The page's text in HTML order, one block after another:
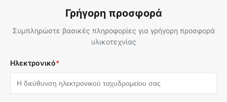
Γρήγορη προσφορά
Συμπληρώστε βασικές πληροφορίες για γρήγορη προσφορά
υλικοτεχνίας
Ηλεκτρονικό*